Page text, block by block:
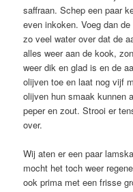
saffraan. Schep een paar
even inkoken. Voeg dan
zo veel water over dat de
alles weer aan de kook,
weer dik en glad is en de
olijven toe en laat nog vijf
olijven hun smaak kunnen
peper en zout. Strooi er
over.
Wij aten er een paar
mocht het toch weer
ook prima met een frisse